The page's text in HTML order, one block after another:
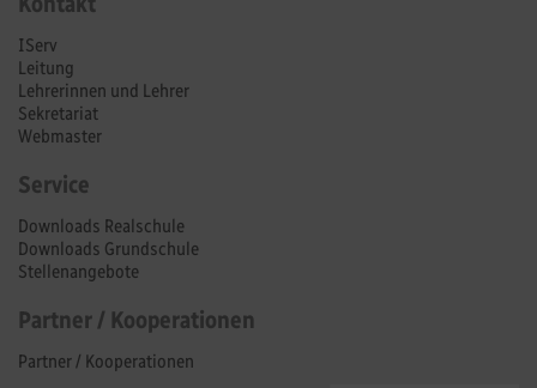
IServ
Leitung
Lehrerinnen und Lehrer
Sekretariat
Webmaster
Service
Downloads Realschule
Downloads Grundschule
Stellenangebote
Partner / Kooperationen
Partner / Kooperationen